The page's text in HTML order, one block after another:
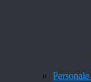
Personale